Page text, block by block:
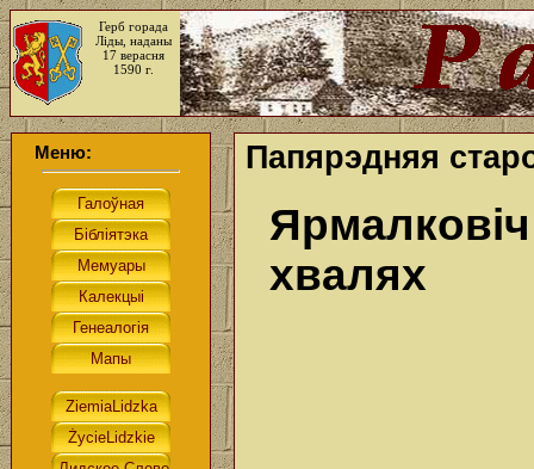
Герб горада
Ліды, наданы
17 верасня
1590 г.
Меню: Папярэдняя
хвалях